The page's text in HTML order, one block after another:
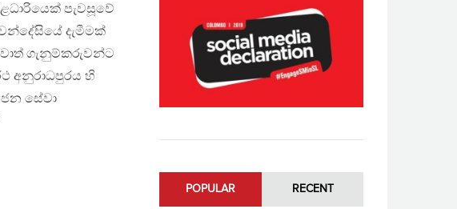
පැවසූවේ
දැමීමක්
ගැනුම්කරුවන්ට
අනුරාධපුරය හි
සේවා
POPULAR RECENT